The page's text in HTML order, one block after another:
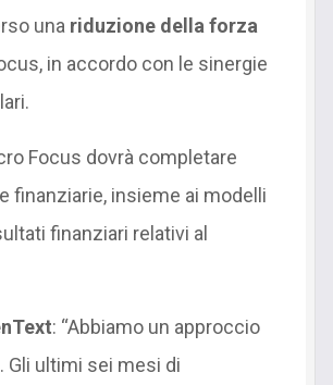
una riduzione della forza
in accordo con le sinergie
Focus dovrà completare
finanziarie, insieme ai modelli
finanziari relativi al
: “Abbiamo un approccio
ultimi sei mesi di